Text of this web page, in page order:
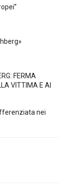
FERMA
VITTIMA E AI
nei